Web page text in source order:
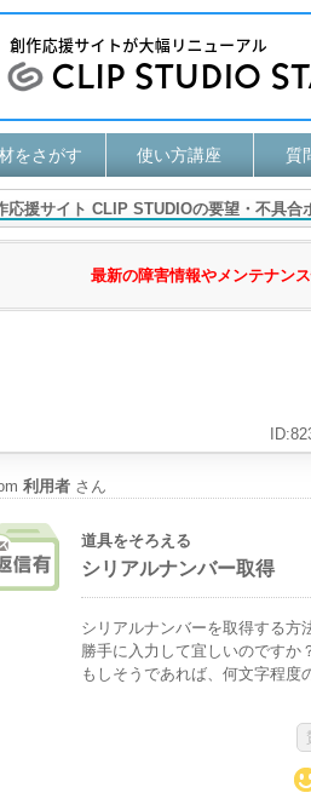
をさがす 使い方講座 質
応援サイト CLIP STUDIOの要望・不具合
最新の障害情報やメンテナンス
利用者 さん
道具をそろえる
シリアルナンバー取得
シリアルナンバーを取得する方
勝手に入力して宜しいのですか
もしそうであれば、何文字程度